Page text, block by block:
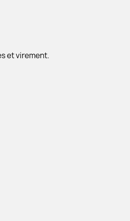
et virement.